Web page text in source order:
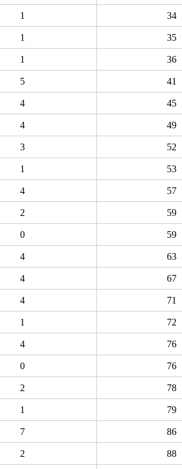
1 34
1 35
1 36
5 41
4 45
4 49
3 52
1 53
4 57
2 59
0 59
4 63
4 67
4 71
1 72
4 76
0 76
2 78
1 79
7 86
2 88